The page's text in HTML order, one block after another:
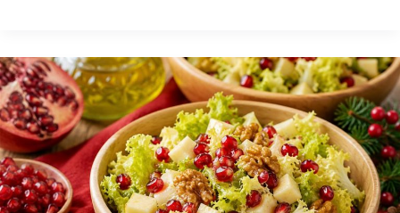
Ensalada
de
granada
y
escarola